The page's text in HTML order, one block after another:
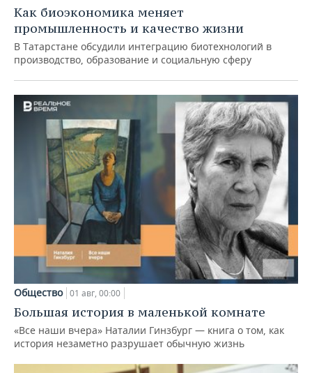
Как биоэкономика меняет
промышленность и качество жизни
В Татарстане обсудили интеграцию биотехнологий в
производство, образование и социальную сферу
Общество 01 авг, 00:00
Большая история в маленькой комнате
«Все наши вчера» Наталии Гинзбург — книга о том, как
история незаметно разрушает обычную жизнь